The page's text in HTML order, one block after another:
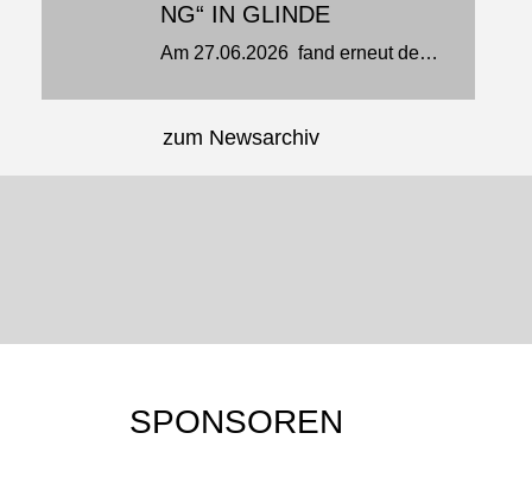
NG“ IN GLINDE
Am 27.06.2026 fand erneut der jährliche Selbstverteidigungslehrgang der Jiu‑Jitsu‑Sparte des TSV Glinde statt. Mehr als 20 Sportlerinnen und Sportler aus Schleswig‑Holstein, Hamburg und Niedersachsen trafen sich am...
zum Newsarchiv
JU-JUTSU-SHOP
SPONSOREN